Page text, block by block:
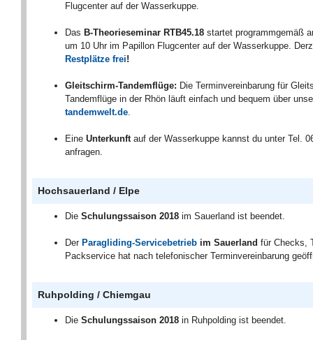
Flugcenter auf der Wasserkuppe.
Das B-Theorieseminar RTB45.18 startet programmgemäß
um 10 Uhr im Papillon Flugcenter auf der Wasserkuppe.
Restplätze frei!
Gleitschirm-Tandemflüge: Die Terminvereinbarung für
Tandemflüge in der Rhön läuft einfach und bequem über
tandemwelt.de.
Eine Unterkunft auf der Wasserkuppe kannst du unter Tel.
anfragen.
Hochsauerland / Elpe
Die Schulungssaison 2018 im Sauerland ist beendet.
Der Paragliding-Servicebetrieb im Sauerland für Checks,
Packservice hat nach telefonischer Terminvereinbarung
Ruhpolding / Chiemgau
Die Schulungssaison 2018 in Ruhpolding ist beendet.